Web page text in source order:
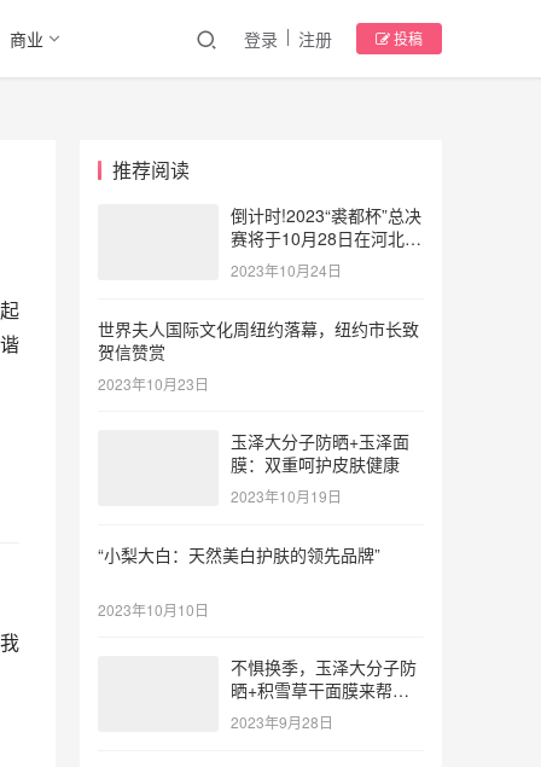
商业 登录 注册 投稿
推荐阅读
倒计时!2023“裘都杯”总决
赛将于10月28日在河北大
营点燃时尚风暴
2023年10月24日
世界夫人国际文化周纽约落幕，纽约市长致
贺信赞赏
2023年10月23日
玉泽大分子防晒+玉泽面
膜：双重呵护皮肤健康
2023年10月19日
“小梨大白：天然美白护肤的领先品牌”
2023年10月10日
不惧换季，玉泽大分子防
晒+积雪草干面膜来帮
忙！
2023年9月28日